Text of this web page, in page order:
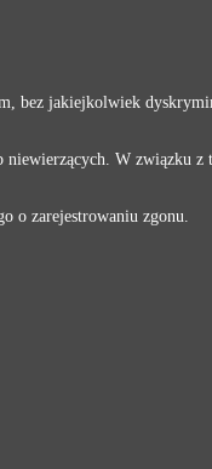
bez jakiejkolwiek
W związku
o zarejestrowaniu zgonu.